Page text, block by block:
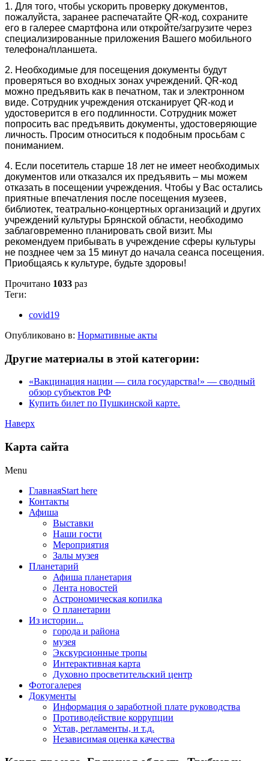
1. Для того, чтобы ускорить проверку документов,
пожалуйста, заранее распечатайте QR-код, сохраните
его в галерее смартфона или откройте/загрузите через
специализированные приложения Вашего мобильного
телефона/планшета.
2. Необходимые для посещения документы будут
проверяться во входных зонах учреждений. QR-код
можно предъявить как в печатном, так и электронном
виде. Сотрудник учреждения отсканирует QR-код и
удостоверится в его подлинности. Сотрудник может
попросить вас предъявить документы, удостоверяющие
личность. Просим относиться к подобным просьбам с
пониманием.
4. Если посетитель старше 18 лет не имеет необходимых
документов или отказался их предъявить – мы можем
отказать в посещении учреждения. Чтобы у Вас остались
приятные впечатления после посещения музеев,
библиотек, театрально-концертных организаций и других
учреждений культуры Брянской области, необходимо
заблаговременно планировать свой визит. Мы
рекомендуем прибывать в учреждение сферы культуры
не позднее чем за 15 минут до начала сеанса посещения.
Приобщаясь к культуре, будьте здоровы!
Прочитано 1033 раз
Теги:
covid19
Опубликовано в: Нормативные акты
Другие материалы в этой категории:
«Вакцинация нации — сила государства!» — сводный
обзор субъектов РФ
Купить билет по Пушкинской карте.
Наверх
Карта сайта
Menu
ГлавнаяStart here
Контакты
Афиша
Выставки
Наши гости
Мероприятия
Залы музея
Планетарий
Афиша планетария
Лента новостей
Астрономическая копилка
О планетарии
Из истории...
города и района
музея
Экскурсионные тропы
Интерактивная карта
Духовно просветительский центр
Фотогалерея
Документы
Информация о заработной плате руководства
Противодействие коррупции
Устав, регламенты, и т.д.
Независимая оценка качества